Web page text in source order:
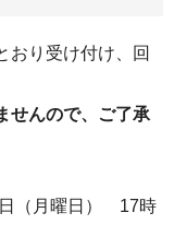
おり受け付け、回
せんので、ご了承
（月曜日） 17時